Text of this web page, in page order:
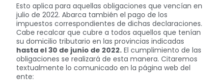
Esto aplica para aquellas obligaciones que vencían en
julio de 2022. Abarca también el pago de los
impuestos correspondientes de dichas declaraciones.
Cabe recalcar que cubre a todos aquellos que tenían
su domicilio tributario en las provincias indicadas
hasta el 30 de junio de 2022. El cumplimiento de las
obligaciones se realizará de esta manera. Citaremos
textualmente lo comunicado en la página web del
ente: